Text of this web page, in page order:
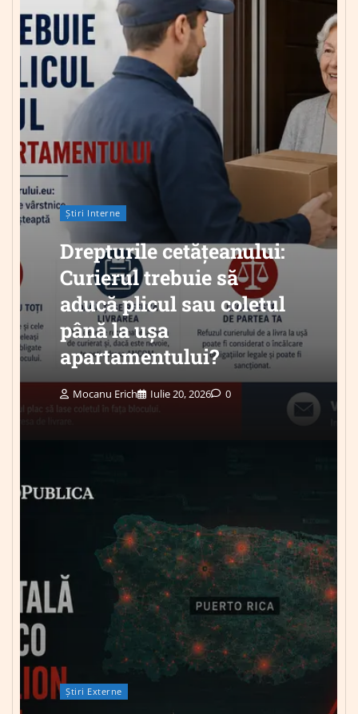
Știri Interne
Drepturile cetățeanului:
Curierul trebuie să
aducă plicul sau coletul
până la ușa
apartamentului?
Mocanu Erich Iulie 20, 2026 0
Știri Externe